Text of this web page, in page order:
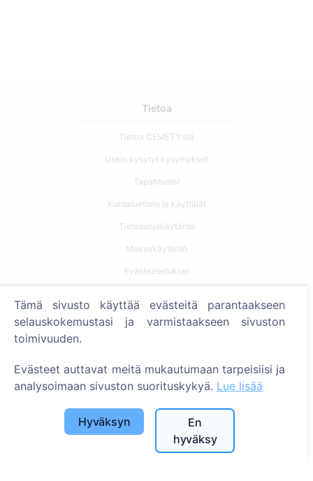
Tietoa
Tietoa CEMETY:stä
Usein kysytyt kysymykset
Tapahtumat
Kuntaluettelo ja käyttäjät
Tietosuojakäytäntö
Maksukäytäntö
Evästeasetukset
Haku
Etsi vainajia
Palvelut
Yhteystiedot
SIA "CEMETY", LV40103618951
Tämä sivusto käyttää evästeitä parantaakseen
selauskokemustasi ja varmistaakseen sivuston
toimivuuden.
Evästeet auttavat meitä mukautumaan tarpeisiisi ja
analysoimaan sivuston suorituskykyä. Lue lisää
Hyväksyn
En
hyväksy